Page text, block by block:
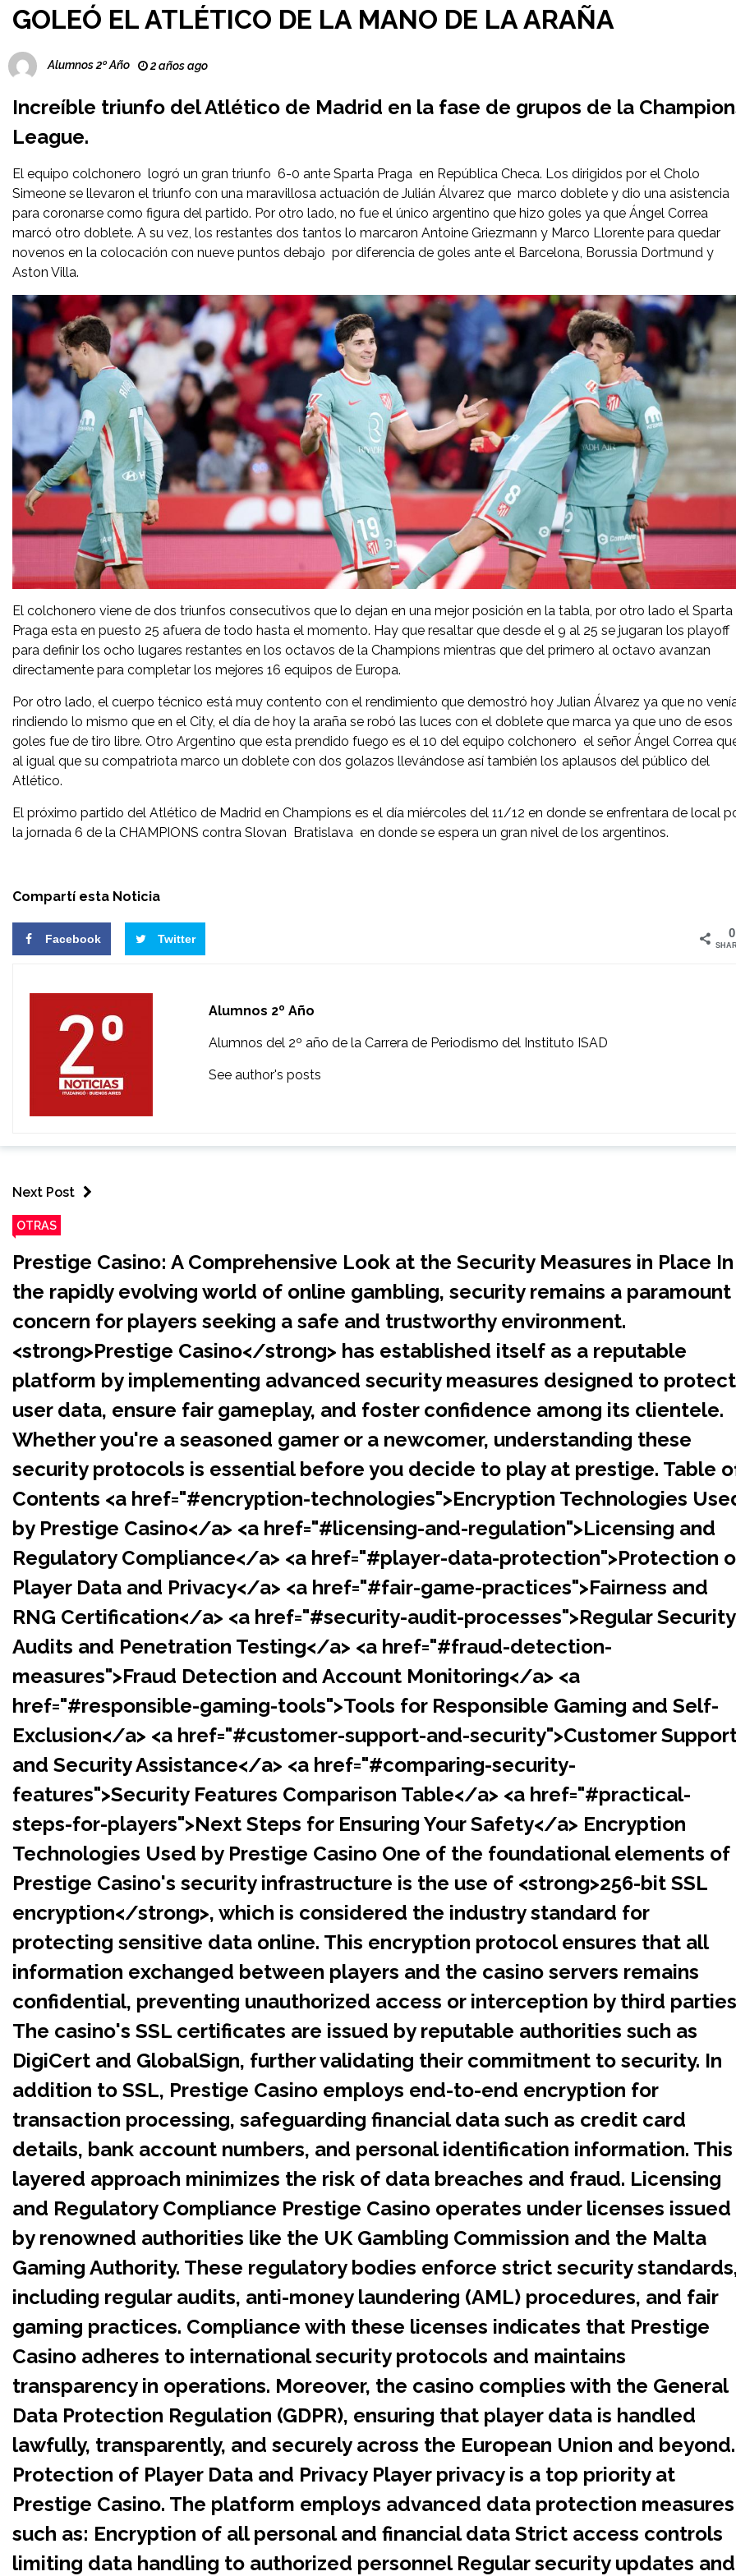
GOLEÓ EL ATLÉTICO DE LA MANO DE LA ARAÑA
Alumnos 2º Año 2 años ago
Increíble triunfo del Atlético de Madrid en la fase de grupos de la
League.
El equipo colchonero logró un gran triunfo 6-0 ante Sparta Praga en República Checa. Los dirigidos por el Cholo
Simeone se llevaron el triunfo con una maravillosa actuación de Julián Álvarez que marco doblete y dio una asistencia
para coronarse como figura del partido. Por otro lado, no fue el único argentino que hizo goles ya que Ángel Correa
marcó otro doblete. A su vez, los restantes dos tantos lo marcaron Antoine Griezmann y Marco Llorente para quedar
novenos en la colocación con nueve puntos debajo por diferencia de goles ante el Barcelona, Borussia Dortmund y
Aston Villa.
El colchonero viene de dos triunfos consecutivos que lo dejan en una mejor posición en la tabla, por otro lado el Sparta
Praga esta en puesto 25 afuera de todo hasta el momento. Hay que resaltar que desde el 9 al 25 se jugaran los playoff
para definir los ocho lugares restantes en los octavos de la Champions mientras que del primero al octavo avanzan
directamente para completar los mejores 16 equipos de Europa.
Por otro lado, el cuerpo técnico está muy contento con el rendimiento que demostró hoy Julian Álvarez ya que no
rindiendo lo mismo que en el City, el día de hoy la araña se robó las luces con el doblete que marca ya que uno de esos
goles fue de tiro libre. Otro Argentino que esta prendido fuego es el 10 del equipo colchonero el señor Ángel Correa
al igual que su compatriota marco un doblete con dos golazos llevándose así también los aplausos del público del
Atlético.
El próximo partido del Atlético de Madrid en Champions es el día miércoles del 11/12 en donde se enfrentara de local
la jornada 6 de la CHAMPIONS contra Slovan Bratislava en donde se espera un gran nivel de los argentinos.
Compartí esta Noticia
Facebook Twitter 0
Alumnos 2º Año
Alumnos del 2º año de la Carrera de Periodismo del Instituto ISAD
See author's posts
Next Post
OTRAS
Prestige Casino: A Comprehensive Look at the Security Measures in Place In
the rapidly evolving world of online gambling, security remains a paramount
concern for players seeking a safe and trustworthy environment.
<strong>Prestige Casino</strong> has established itself as a reputable
platform by implementing advanced security measures designed to protect
user data, ensure fair gameplay, and foster confidence among its clientele.
Whether you're a seasoned gamer or a newcomer, understanding these
security protocols is essential before you decide to play at prestige. Table
Contents <a href="#encryption-technologies">Encryption Technologies
by Prestige Casino</a> <a href="#licensing-and-regulation">Licensing and
Regulatory Compliance</a> <a href="#player-data-protection">Protection
Player Data and Privacy</a> <a href="#fair-game-practices">Fairness and
RNG Certification</a> <a href="#security-audit-processes">Regular Security
Audits and Penetration Testing</a> <a href="#fraud-detection-
measures">Fraud Detection and Account Monitoring</a> <a
href="#responsible-gaming-tools">Tools for Responsible Gaming and Self-
Exclusion</a> <a href="#customer-support-and-security">Customer
and Security Assistance</a> <a href="#comparing-security-
features">Security Features Comparison Table</a> <a href="#practical-
steps-for-players">Next Steps for Ensuring Your Safety</a> Encryption
Technologies Used by Prestige Casino One of the foundational elements of
Prestige Casino's security infrastructure is the use of <strong>256-bit SSL
encryption</strong>, which is considered the industry standard for
protecting sensitive data online. This encryption protocol ensures that all
information exchanged between players and the casino servers remains
confidential, preventing unauthorized access or interception by third
The casino's SSL certificates are issued by reputable authorities such as
DigiCert and GlobalSign, further validating their commitment to security. In
addition to SSL, Prestige Casino employs end-to-end encryption for
transaction processing, safeguarding financial data such as credit card
details, bank account numbers, and personal identification information. This
layered approach minimizes the risk of data breaches and fraud. Licensing
and Regulatory Compliance Prestige Casino operates under licenses issued
by renowned authorities like the UK Gambling Commission and the Malta
Gaming Authority. These regulatory bodies enforce strict security
including regular audits, anti-money laundering (AML) procedures, and fair
gaming practices. Compliance with these licenses indicates that Prestige
Casino adheres to international security protocols and maintains
transparency in operations. Moreover, the casino complies with the General
Data Protection Regulation (GDPR), ensuring that player data is handled
lawfully, transparently, and securely across the European Union and beyond.
Protection of Player Data and Privacy Player privacy is a top priority at
Prestige Casino. The platform employs advanced data protection measures
such as: Encryption of all personal and financial data Strict access controls
limiting data handling to authorized personnel Regular security updates and